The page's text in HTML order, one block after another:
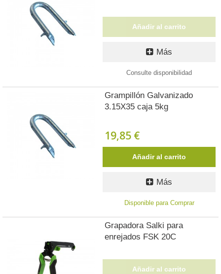
Añadir al carrito
Más
Consulte disponibilidad
Grampillón Galvanizado
3.15X35 caja 5kg
19,85 €
Añadir al carrito
Más
Disponible para Comprar
Grapadora Salki para
enrejados FSK 20C
Añadir al carrito